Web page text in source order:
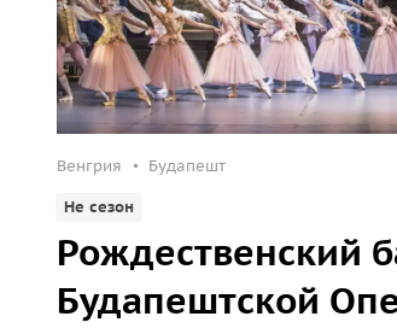
Венгрия
Будапешт
Не сезон
Рождественский
Будапештской